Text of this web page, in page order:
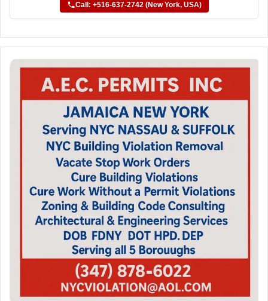
Call: +516-637-2742 (New York, USA)